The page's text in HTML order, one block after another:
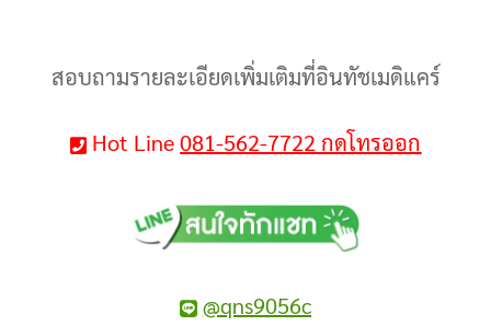
สอบถามรายละเอียดเพิ่มเติมที่อินทัชเมดิแคร์
Hot Line081-562-7722 กดโทรออก
@qns9056c